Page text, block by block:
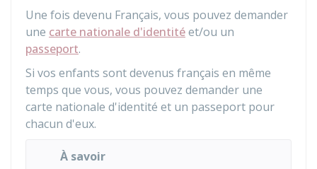
Une fois devenu Français, vous pouvez demander
une carte nationale d'identitéet/ou un
passeport.
Si vos enfants sont devenus français en même
temps que vous, vous pouvez demander une
carte nationale d'identité et un passeport pour
chacun d'eux.
À savoir